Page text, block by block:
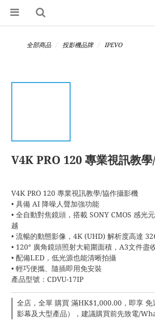
全部商品 投影機品牌 IPEVO
V4K PRO 120 專業視訊教
V4K PRO 120 專業視訊教學/協作攝影機
• 具備 AI 降噪人聲加強功能
• 全自動對焦鏡頭，搭載 SONY CMOS 感光
越
• 流暢的動態影像，4K (UHD) 解析度高達
• 120° 廣角鏡頭照射大範圍面積，A3文件盡
• 配備LED，低光源也能清晰拍攝
• 輕巧便攜、隨插即用免安裝
產品型號：CDVU-17IP
全店，全單 購買 滿HK$1,000.00，即享 免
影幕及大型產品），建議購買前先致電/